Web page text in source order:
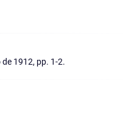
de 1912, pp. 1-2.